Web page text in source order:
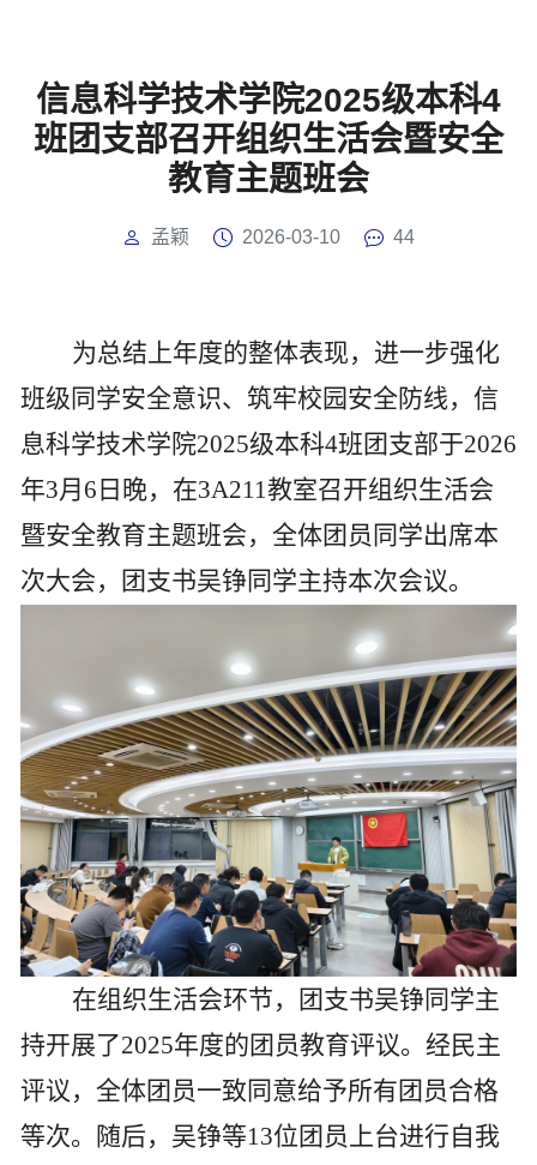
信息科学技术学院2025级本科4
班团支部召开组织生活会暨安全
教育主题班会
孟颖 2026-03-10 44
为总结上年度的整体表现，进一步强化
班级同学安全意识、筑牢校园安全防线，信
息科学技术学院2025级本科4班团支部于2026
年3月 6 日晚， 在3A211教室召开组织生活会
暨安全教育主题班会，全体团员同学出席本
次大会，团支书吴铮同学主持本次会议。
在组织生活会环节，团支书吴铮同学主
持开展了2025年度的团员教育评议。经民主
评议，全体团员一致同意给予所有团员合格
等次。随后，吴铮等13位团员上台进行自我